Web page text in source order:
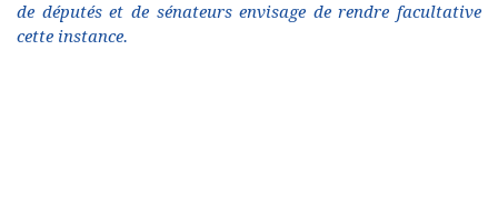
de députés et de sénateurs envisage de rendre facultative
cette instance.